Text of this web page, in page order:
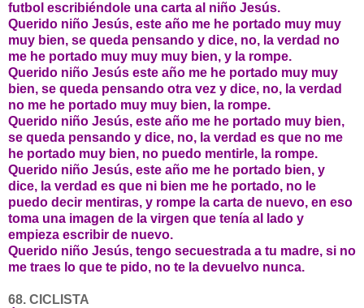
futbol escribiéndole una carta al niño Jesús.
Querido niño Jesús, este año me he portado muy muy
muy bien, se queda pensando y dice, no, la verdad no
me he portado muy muy muy bien, y la rompe.
Querido niño Jesús este año me he portado muy muy
bien, se queda pensando otra vez y dice, no, la verdad
no me he portado muy muy bien, la rompe.
Querido niño Jesús, este año me he portado muy bien,
se queda pensando y dice, no, la verdad es que no me
he portado muy bien, no puedo mentirle, la rompe.
Querido niño Jesús, este año me he portado bien, y
dice, la verdad es que ni bien me he portado, no le
puedo decir mentiras, y rompe la carta de nuevo, en eso
toma una imagen de la virgen que tenía al lado y
empieza escribir de nuevo.
Querido niño Jesús, tengo secuestrada a tu madre, si no
me traes lo que te pido, no te la devuelvo nunca.
68. CICLISTA